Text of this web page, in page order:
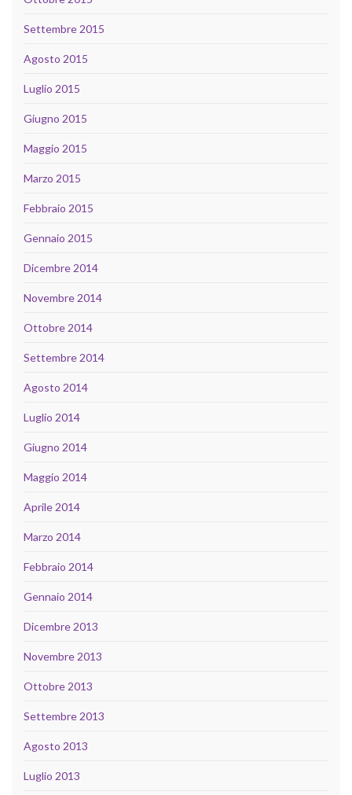
Settembre 2015
Agosto 2015
Luglio 2015
Giugno 2015
Maggio 2015
Marzo 2015
Febbraio 2015
Gennaio 2015
Dicembre 2014
Novembre 2014
Ottobre 2014
Settembre 2014
Agosto 2014
Luglio 2014
Giugno 2014
Maggio 2014
Aprile 2014
Marzo 2014
Febbraio 2014
Gennaio 2014
Dicembre 2013
Novembre 2013
Ottobre 2013
Settembre 2013
Agosto 2013
Luglio 2013